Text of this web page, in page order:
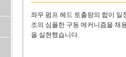
좌우 펌프 헤드 토출량의 합이 일
조의 심플한 구동 메커니즘을 채
을 실현했습니다.